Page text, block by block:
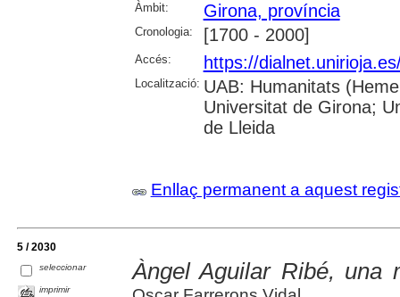
Àmbit:
Girona, província
Cronologia: [1700 - 2000]
Accés: https://
Localització: UAB: Humanitats
Universitat de Girona;
de Lleida
Enllaç permanent a aquest
5 / 2030
seleccionar
imprimir
Àngel Aguilar Ribé, una